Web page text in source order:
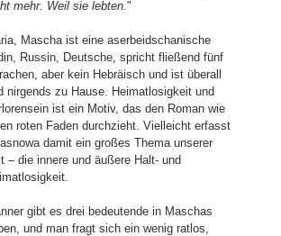
mehr. Weil sie lebten. "
Mascha ist eine aserbeidschanische
Russin, Deutsche, spricht fließend fünf
aber kein Hebräisch und ist überall
nirgends zu Hause. Heimatlosigkeit und
ist ein Motiv, das den Roman wie
roten Faden durchzieht. Vielleicht erfasst
damit ein großes Thema unserer
– die innere und äußere Halt- und
gibt es drei bedeutende in Maschas
und man fragt sich ein wenig ratlos,